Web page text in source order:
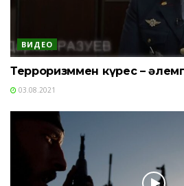
ВИДЕО
Терроризммен күрес –
03.08.2021